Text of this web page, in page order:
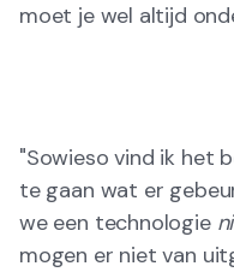
moet je wel altijd
"Sowieso vind ik het
te gaan wat er
we een technologie
mogen er niet van